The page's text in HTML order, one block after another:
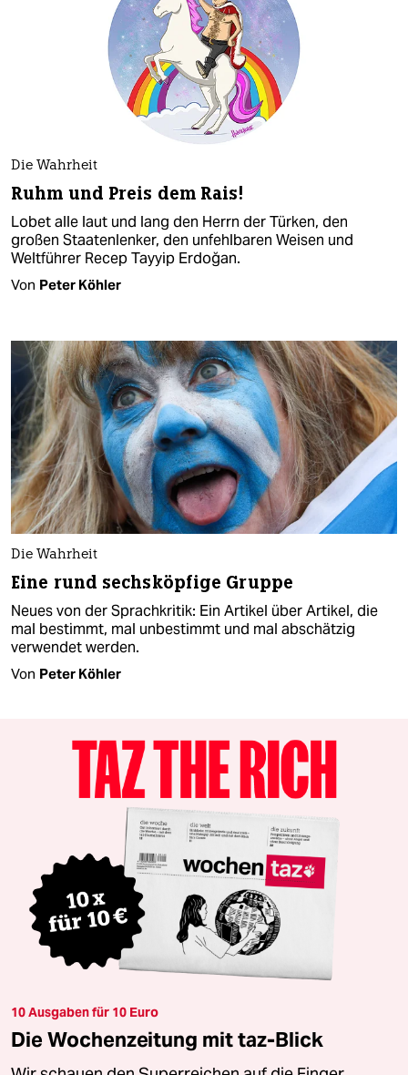
Die Wahrheit
Ruhm und Preis dem Rais!
Lobet alle laut und lang den Herrn der Türken, den
großen Staatenlenker, den unfehlbaren Weisen und
Weltführer Recep Tayyip Erdoğan.
Von Peter Köhler
Die Wahrheit
Eine rund sechsköpfige Gruppe
Neues von der Sprachkritik: Ein Artikel über Artikel, die
mal bestimmt, mal unbestimmt und mal abschätzig
verwendet werden.
Von Peter Köhler
10 Ausgaben für 10 Euro
Die Wochenzeitung mit taz-Blick